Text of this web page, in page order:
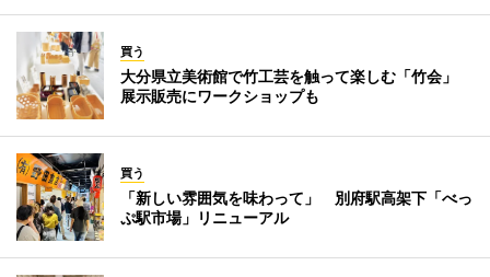
買う
大分県立美術館で竹工芸を触って楽しむ「竹会」
展示販売にワークショップも
買う
「新しい雰囲気を味わって」 別府駅高架下「べっ
ぷ駅市場」リニューアル